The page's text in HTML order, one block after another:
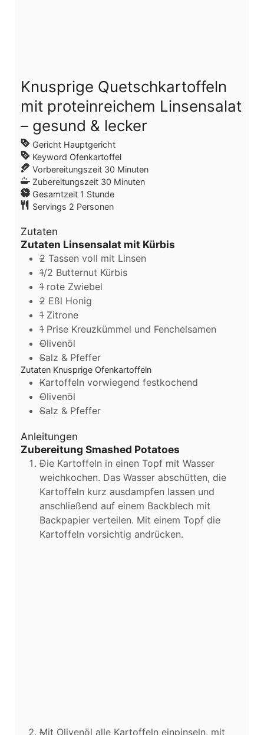
Knusprige Quetschkartoffeln
mit proteinreichem Linsensalat
– gesund & lecker
Gericht Hauptgericht
Keyword Ofenkartoffel
Vorbereitungszeit 30 Minuten
Zubereitungszeit 30 Minuten
Gesamtzeit 1 Stunde
Servings 2 Personen
Zutaten
Zutaten Linsensalat mit Kürbis
2 Tassen voll mit Linsen
1/2 Butternut Kürbis
1 rote Zwiebel
2 Eßl Honig
1 Zitrone
1 Prise Kreuzkümmel und Fenchelsamen
Olivenöl
Salz & Pfeffer
Zutaten Knusprige Ofenkartoffeln
Kartoffeln vorwiegend festkochend
Olivenöl
Salz & Pfeffer
Anleitungen
Zubereitung Smashed Potatoes
Die Kartoffeln in einen Topf mit Wasser
weichkochen. Das Wasser abschütten, die
Kartoffeln kurz ausdampfen lassen und
anschließend auf einem Backblech mit
Backpapier verteilen. Mit einem Topf die
Kartoffeln vorsichtig andrücken.
Mit Olivenöl alle Kartoffeln einpinseln, mit